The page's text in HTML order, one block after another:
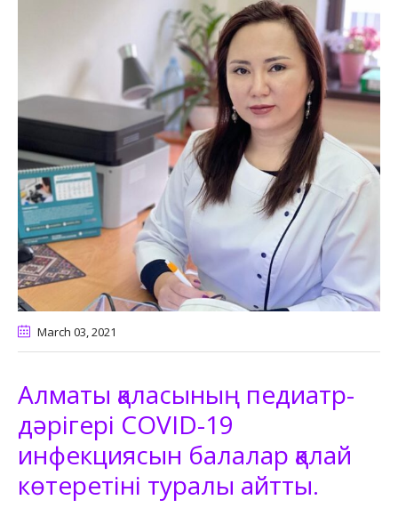
March 03, 2021
Алматы қаласының педиатр-
дәрігері COVID-19
инфекциясын балалар қалай
көтеретіні туралы айтты.